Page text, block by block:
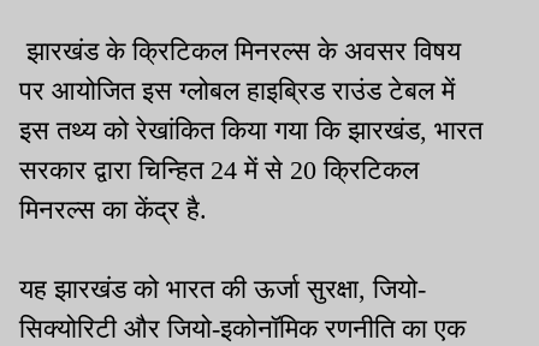
झारखंड के क्रिटिकल मिनरल्स के अवसर विषय
पर आयोजित इस ग्लोबल हाइब्रिड राउंड टेबल में
इस तथ्य को रेखांकित किया गया कि झारखंड, भारत
सरकार द्वारा चिन्हित 24 में से 20 क्रिटिकल
मिनरल्स का केंद्र है.
यह झारखंड को भारत की ऊर्जा सुरक्षा, जियो-
सिक्योरिटी और जियो-इकोनॉमिक रणनीति का एक